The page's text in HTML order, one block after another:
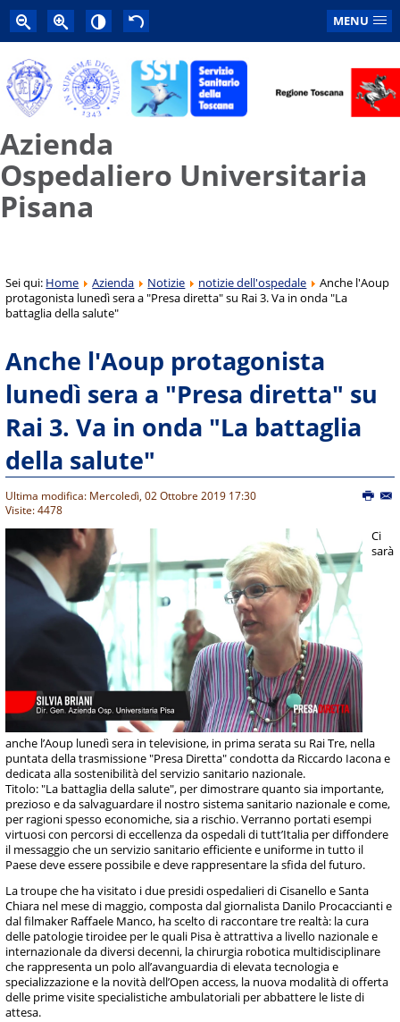
MENU
Azienda
Ospedaliero Universitaria
Pisana
Sei qui: Home Azienda Notizie notizie dell'ospedale
Anche l'Aoup
protagonista lunedì sera a "Presa diretta" su Rai 3. Va in onda "La
battaglia della salute"
Anche l'Aoup protagonista
lunedì sera a "Presa diretta" su
Rai 3. Va in onda "La battaglia
della salute"
Ultima modifica: Mercoledì, 02 Ottobre 2019 17:30
Visite: 4478
Ci
sarà
anche l’Aoup lunedì sera in televisione, in prima serata su Rai Tre, nella
puntata della trasmissione "Presa Diretta" condotta da Riccardo Iacona e
dedicata alla sostenibilità del servizio sanitario nazionale.
Titolo: "La battaglia della salute", per dimostrare quanto sia importante,
prezioso e da salvaguardare il nostro sistema sanitario nazionale e come,
per ragioni spesso economiche, sia a rischio. Verranno portati esempi
virtuosi con percorsi di eccellenza da ospedali di tutt’Italia per diffondere
il messaggio che un servizio sanitario efficiente e uniforme in tutto il
Paese deve essere possibile e deve rappresentare la sfida del futuro.
La troupe che ha visitato i due presidi ospedalieri di Cisanello e Santa
Chiara nel mese di maggio, composta dal giornalista Danilo Procaccianti e
dal filmaker Raffaele Manco, ha scelto di raccontare tre realtà: la cura
delle patologie tiroidee per le quali Pisa è attrattiva a livello nazionale e
internazionale da diversi decenni, la chirurgia robotica multidisciplinare
che rappresenta un polo all’avanguardia di elevata tecnologia e
specializzazione e la novità dell’Open access, la nuova modalità di offerta
delle prime visite specialistiche ambulatoriali per abbattere le liste di
attesa.